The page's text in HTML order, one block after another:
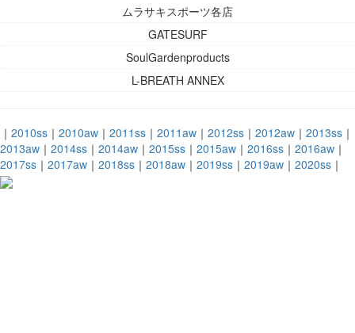
ムラサキスポーツ各店
GATESURF
SoulGardenproducts
L-BREATH ANNEX
｜ 2010ss ｜ 2010aw ｜ 2011ss ｜ 2011aw ｜ 2012ss ｜ 2012aw ｜ 2013ss ｜
2013aw ｜ 2014ss ｜ 2014aw ｜ 2015ss ｜ 2015aw ｜ 2016ss ｜ 2016aw ｜
2017ss ｜ 2017aw ｜ 2018ss ｜ 2018aw ｜ 2019ss ｜ 2019aw ｜ 2020ss ｜